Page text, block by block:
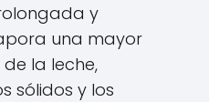
y
una mayor
la leche,
sólidos y los